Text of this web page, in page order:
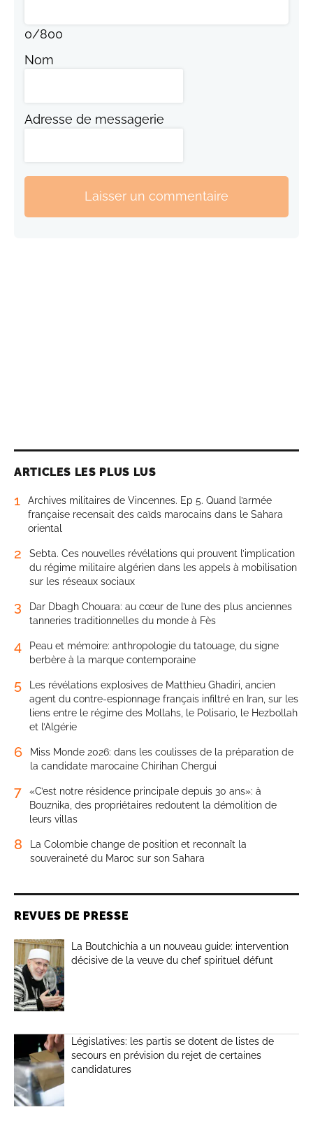
0/800
Nom
Adresse de messagerie
Laisser un commentaire
ARTICLES LES PLUS LUS
1
Archives militaires de Vincennes. Ep 5. Quand l’armée
française recensait des caïds marocains dans le Sahara
oriental
2
Sebta. Ces nouvelles révélations qui prouvent l’implication
du régime militaire algérien dans les appels à mobilisation
sur les réseaux sociaux
3
Dar Dbagh Chouara: au cœur de l’une des plus anciennes
tanneries traditionnelles du monde à Fès
4
Peau et mémoire: anthropologie du tatouage, du signe
berbère à la marque contemporaine
5
Les révélations explosives de Matthieu Ghadiri, ancien
agent du contre-espionnage français infiltré en Iran, sur les
liens entre le régime des Mollahs, le Polisario, le Hezbollah
et l’Algérie
6
Miss Monde 2026: dans les coulisses de la préparation de
la candidate marocaine Chirihan Chergui
7
«C’est notre résidence principale depuis 30 ans»: à
Bouznika, des propriétaires redoutent la démolition de
leurs villas
8
La Colombie change de position et reconnaît la
souveraineté du Maroc sur son Sahara
REVUES DE PRESSE
La Boutchichia a un nouveau guide: intervention
décisive de la veuve du chef spirituel défunt
Législatives: les partis se dotent de listes de
secours en prévision du rejet de certaines
candidatures